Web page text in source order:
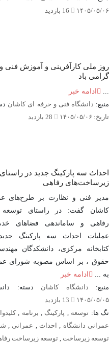
۱۴۰۵/۰۵/۰۶
روز ملی کارآفرینی و آموزش فنی
گرامی باد
...
ادامه خبر
منبع: دانشگاه فنی و حرفه ای کاشان
تاریخ: ۱۴۰۵/۰۵/۰۶
احداث سه پارکینگ جدید در
زیرساخت‌های رفاهی
مدیر فنی و نظارت بر طرح‌های
کاشان گفت: در راستای توسعه
رفاهی و ساماندهی فضاهای
عملیات احداث سه پارکینگ
کتابخانه مرکزی، دانشکدگان
حقوق ، بر اساس مصوبه شورای
به ...
ادامه خبر
منبع: دانشگاه کاشان دسته:
۱۴۰۵/۰۵/۰۵
تگ ها: توسعه , پارکینگ , برنامه ,
عمرانی دانشگاه , احداث , عمرانی ,
توسعه زیرساخت , توسعه زیرساخت